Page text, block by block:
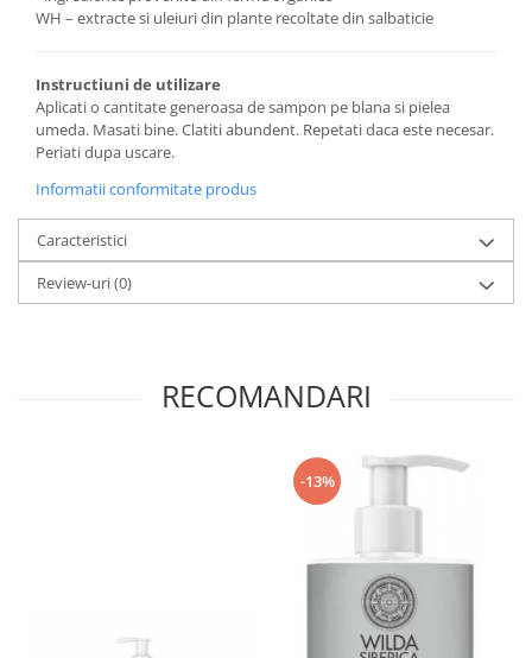
WH – extracte si uleiuri din plante recoltate din salbaticie
Instructiuni de utilizare
Aplicati o cantitate generoasa de sampon pe blana si pielea
umeda. Masati bine. Clatiti abundent. Repetati daca este necesar.
Periati dupa uscare.
Informatii conformitate produs
Caracteristici
Review-uri(0)
RECOMANDARI
-13%